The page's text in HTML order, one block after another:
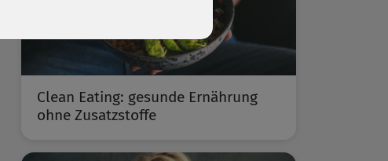
Clean Eating: gesunde Ernährung
ohne Zusatzstoffe